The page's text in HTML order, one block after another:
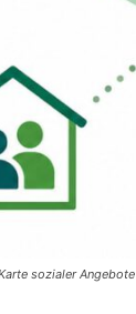
sozialer